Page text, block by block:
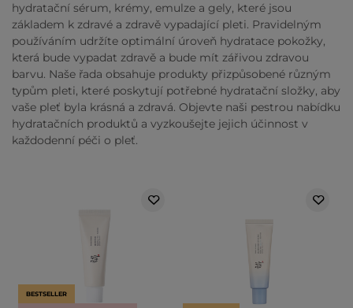
hydratační sérum, krémy, emulze a gely, které jsou
základem k zdravé a zdravě vypadající pleti. Pravidelným
používáním udržíte optimální úroveň hydratace pokožky,
která bude vypadat zdravě a bude mít zářivou zdravou
barvu. Naše řada obsahuje produkty přizpůsobené různým
typům pleti, které poskytují potřebné hydratační složky, aby
vaše pleť byla krásná a zdravá. Objevte naši pestrou nabídku
hydratačních produktů a vyzkoušejte jejich účinnost v
každodenní péči o pleť.
BESTSELLER